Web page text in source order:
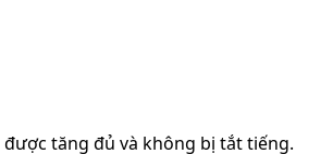
tăng đủ và không bị tắt tiếng.